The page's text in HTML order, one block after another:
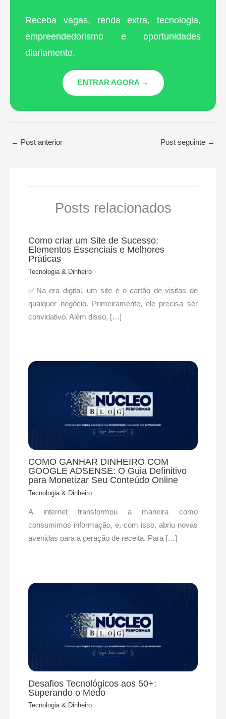
Receba vagas, renda extra, tecnologia,
empreendedorismo e oportunidades
diariamente.
ENTRAR AGORA →
← Post anterior Post seguinte →
Posts relacionados
Como criar um Site de Sucesso:
Elementos Essenciais e Melhores
Práticas
Tecnologia & Dinheiro
✅Na era digital, um site é o cartão de visitas de
qualquer negócio. Primeiramente, ele precisa ser
convidativo. Além disso, […]
COMO GANHAR DINHEIRO COM
GOOGLE ADSENSE: O Guia Definitivo
para Monetizar Seu Conteúdo Online
Tecnologia & Dinheiro
A internet transformou a maneira como
consumimos informação, e, com isso, abriu novas
avenidas para a geração de receita. Para […]
Desafios Tecnológicos aos 50+:
Superando o Medo
Tecnologia & Dinheiro